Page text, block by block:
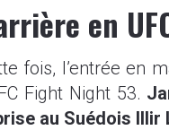
en
fois, l’entrée en
Fight Night 53.
au Suédois Illir